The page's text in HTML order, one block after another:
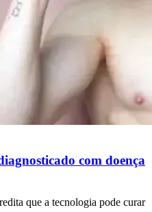
com doença
que a tecnologia pode curar